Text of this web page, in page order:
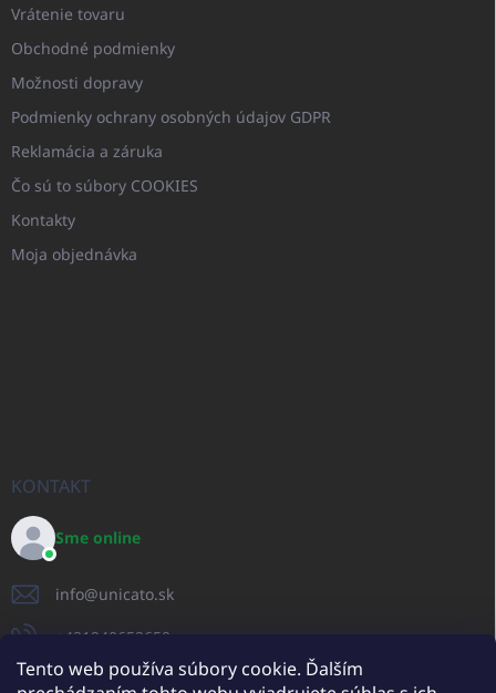
Tento web používa súbory cookie. Ďalším
Vrátenie tovaru
Obchodné podmienky
Možnosti dopravy
Podmienky ochrany osobných údajov GDPR
Reklamácia a záruka
Čo sú to súbory COOKIES
Kontakty
Moja objednávka
KONTAKT
Sme online
info@unicato.sk
+421940652650